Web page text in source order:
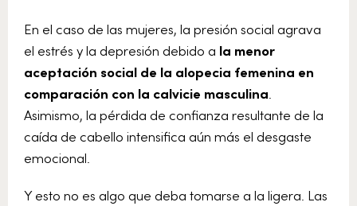
En el caso de las mujeres, la presión social agrava
el estrés y la depresión debido a la menor
aceptación social de la alopecia femenina en
comparación con la calvicie masculina
Asimismo, la pérdida de confianza resultante de la
caída de cabello intensifica aún más el desgaste
emocional.
Y esto no es algo que deba tomarse a la ligera. Las